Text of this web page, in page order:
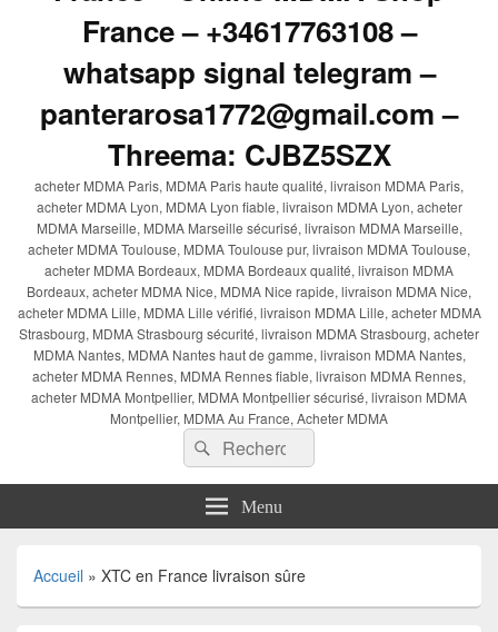
France – +34617763108 –
whatsapp signal telegram –
panterarosa1772@gmail.com –
Threema: CJBZ5SZX
acheter MDMA Paris, MDMA Paris haute qualité, livraison MDMA Paris,
acheter MDMA Lyon, MDMA Lyon fiable, livraison MDMA Lyon, acheter
MDMA Marseille, MDMA Marseille sécurisé, livraison MDMA Marseille,
acheter MDMA Toulouse, MDMA Toulouse pur, livraison MDMA Toulouse,
acheter MDMA Bordeaux, MDMA Bordeaux qualité, livraison MDMA
Bordeaux, acheter MDMA Nice, MDMA Nice rapide, livraison MDMA Nice,
acheter MDMA Lille, MDMA Lille vérifié, livraison MDMA Lille, acheter MDMA
Strasbourg, MDMA Strasbourg sécurité, livraison MDMA Strasbourg, acheter
MDMA Nantes, MDMA Nantes haut de gamme, livraison MDMA Nantes,
acheter MDMA Rennes, MDMA Rennes fiable, livraison MDMA Rennes,
acheter MDMA Montpellier, MDMA Montpellier sécurisé, livraison MDMA
Montpellier, MDMA Au France, Acheter MDMA
Recherche :
Rechercher
Menu
Accueil » XTC en France livraison sûre